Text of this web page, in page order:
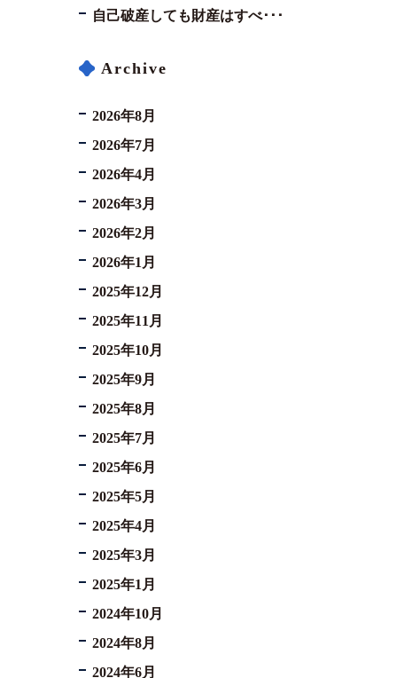
自己破産しても財産はすべ･･･
Archive
2026年8月
2026年7月
2026年4月
2026年3月
2026年2月
2026年1月
2025年12月
2025年11月
2025年10月
2025年9月
2025年8月
2025年7月
2025年6月
2025年5月
2025年4月
2025年3月
2025年1月
2024年10月
2024年8月
2024年6月